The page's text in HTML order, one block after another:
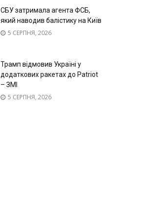
СБУ затримала агента ФСБ,
який наводив балістику на Київ
5 СЕРПНЯ, 2026
Трамп відмовив Україні у
додаткових ракетах до Patriot
– ЗМІ
5 СЕРПНЯ, 2026